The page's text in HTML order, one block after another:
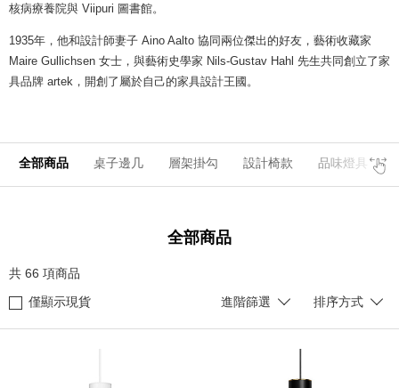
核病療養院與 Viipuri 圖書館。
1935年，他和設計師妻子 Aino Aalto 協同兩位傑出的好友，藝術收藏家
Maire Gullichsen 女士，與藝術史學家 Nils-Gustav Hahl 先生共同創立了家
具品牌 artek，開創了屬於自己的家具設計王國。
全部商品 桌子邊几 層架掛勾 設計椅款 品味燈具
全部商品
共 66 項商品
僅顯示現貨
進階篩選 排序方式